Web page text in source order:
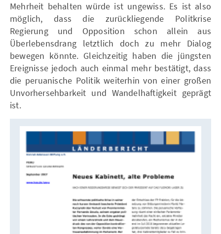
Mehrheit behalten würde ist ungewiss. Es ist also
möglich, dass die zurückliegende Politkrise
Regierung und Opposition schon allein aus
Überlebensdrang letztlich doch zu mehr Dialog
bewegen könnte. Gleichzeitig haben die jüngsten
Ereignisse jedoch auch einmal mehr bestätigt, dass
die peruanische Politik weiterhin von einer großen
Unvorhersehbarkeit und Wandelhaftigkeit geprägt
ist.